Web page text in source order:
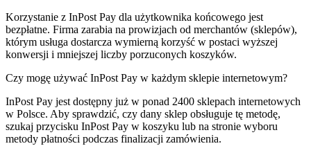
Korzystanie z InPost Pay dla użytkownika końcowego jest
bezpłatne. Firma zarabia na prowizjach od merchantów (sklepów),
którym usługa dostarcza wymierną korzyść w postaci wyższej
konwersji i mniejszej liczby porzuconych koszyków.
Czy mogę używać InPost Pay w każdym sklepie internetowym?
InPost Pay jest dostępny już w ponad 2400 sklepach internetowych
w Polsce. Aby sprawdzić, czy dany sklep obsługuje tę metodę,
szukaj przycisku InPost Pay w koszyku lub na stronie wyboru
metody płatności podczas finalizacji zamówienia.